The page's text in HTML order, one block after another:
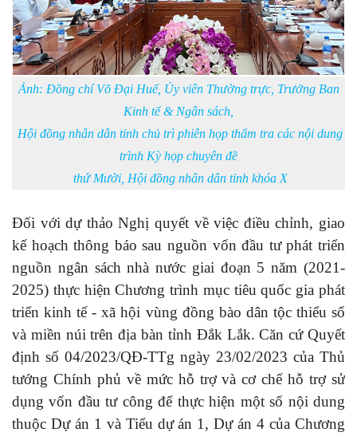
Ảnh: Đồng chí Võ Đại Huế, Ủy viên Thường trực, Trưởng Ban
Kinh tế & Ngân sách,
Hội đồng nhân dân tỉnh chủ trì phiên họp thẩm tra các nội dung
trình Kỳ họp chuyên đề
thứ Mười, Hội đồng nhân dân tỉnh khóa X
Đối với dự thảo Nghị quyết về việc điều chỉnh, giao
kế hoạch thông báo sau nguồn vốn đầu tư phát triển
nguồn ngân sách nhà nước giai đoạn 5 năm (2021-
2025) thực hiện Chương trình mục tiêu quốc gia phát
triển kinh tế - xã hội vùng đồng bào dân tộc thiểu số
và miền núi trên địa bàn tỉnh Đắk Lắk. Căn cứ Quyết
định số 04/2023/QĐ-TTg ngày 23/02/2023 của Thủ
tướng Chính phủ về mức hỗ trợ và cơ chế hỗ trợ sử
dụng vốn đầu tư công để thực hiện một số nội dung
thuộc Dự án 1 và Tiểu dự án 1, Dự án 4 của Chương